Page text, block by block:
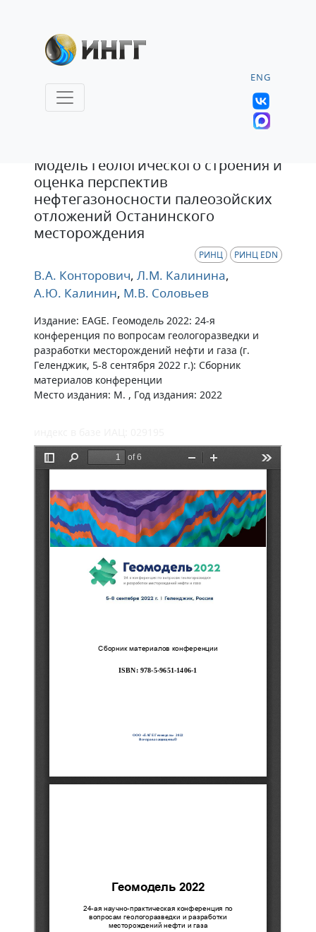
ENG
Модель геологического строения и
оценка перспектив
нефтегазоносности палеозойских
отложений Останинского
месторождения
РИНЦ РИНЦ EDN
В.А. Конторович, Л.М. Калинина,
А.Ю. Калинин, М.В. Соловьев
Издание: EAGE. Геомодель 2022: 24-я
конференция по вопросам геологоразведки и
разработки месторождений нефти и газа (г.
Геленджик, 5-8 сентября 2022 г.): Сборник
материалов конференции
Место издания: М. , Год издания: 2022